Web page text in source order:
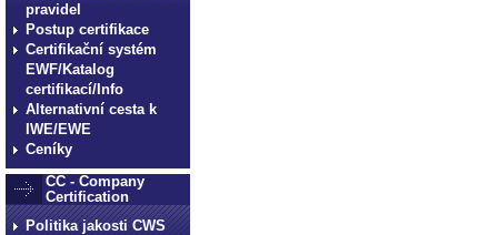
pravidel
Postup certifikace
Certifikační systém
EWF/Katalog
certifikací/Info
Alternativní cesta k
IWE/EWE
Ceníky
CC - Company
Certification
Politika jakosti CWS